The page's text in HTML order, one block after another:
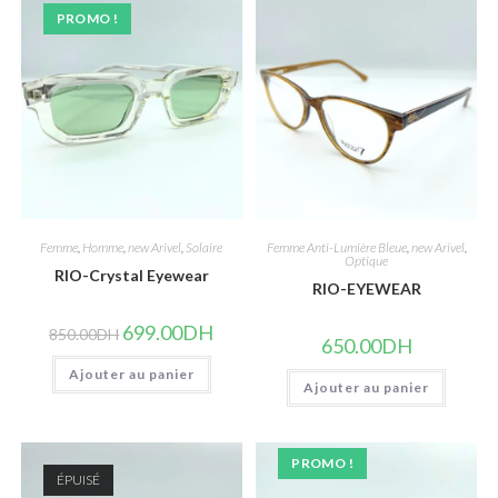
PROMO !
Femme Homme ,new Arivel Solaire
RIO-Crystal Eyewear
850.00DH Le
prix
initial
était :
850.00DH.
699.00DH
Ajouter au panier
Femme Anti-Lumière Bleue, new Arivel,
Optique
RIO-EYEWEAR
650.00DH
Ajouter au panier
ÉPUISÉ
PROMO !